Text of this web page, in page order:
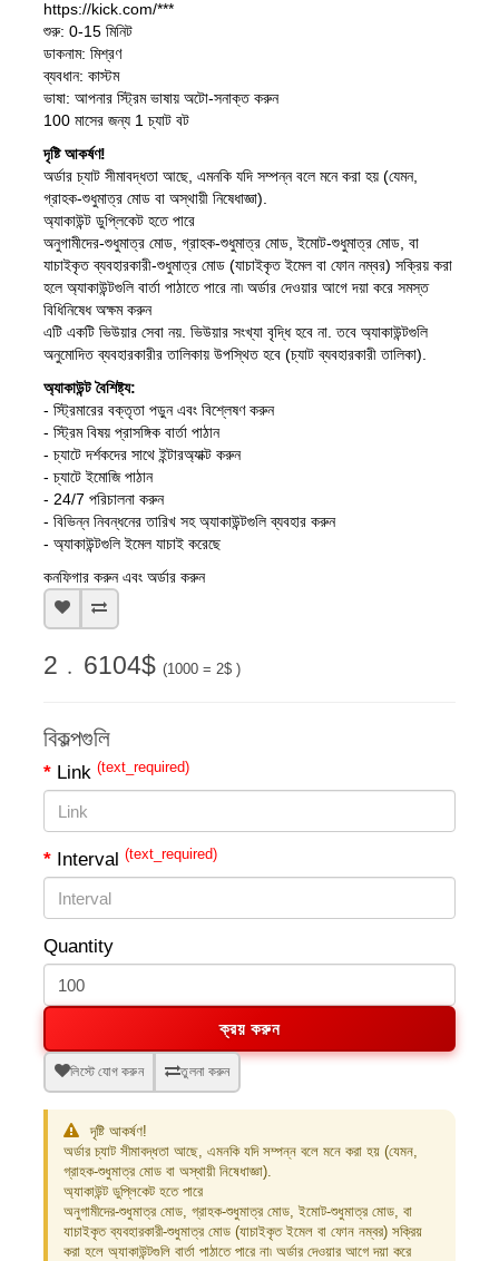
https://kick.com/***
শুরু: 0-15 মিনিট
ডাকনাম: মিশ্রণ
ব্যবধান: কাস্টম
ভাষা: আপনার স্ট্রিম ভাষায় অটো-সনাক্ত করুন
100 মাসের জন্য 1 চ্যাট বট
দৃষ্টি আকর্ষণ!
অর্ডার চ্যাট সীমাবদ্ধতা আছে, এমনকি যদি সম্পন্ন বলে মনে করা হয় (যেমন,
গ্রাহক-শুধুমাত্র মোড বা অস্থায়ী নিষেধাজ্ঞা).
অ্যাকাউন্ট ডুপ্লিকেট হতে পারে
অনুগামীদের-শুধুমাত্র মোড, গ্রাহক-শুধুমাত্র মোড, ইমোট-শুধুমাত্র মোড, বা
যাচাইকৃত ব্যবহারকারী-শুধুমাত্র মোড (যাচাইকৃত ইমেল বা ফোন নম্বর) সক্রিয় করা
হলে অ্যাকাউন্টগুলি বার্তা পাঠাতে পারে না৷ অর্ডার দেওয়ার আগে দয়া করে সমস্ত
বিধিনিষেধ অক্ষম করুন
এটি একটি ভিউয়ার সেবা নয়. ভিউয়ার সংখ্যা বৃদ্ধি হবে না. তবে অ্যাকাউন্টগুলি
অনুমোদিত ব্যবহারকারীর তালিকায় উপস্থিত হবে (চ্যাট ব্যবহারকারী তালিকা).
অ্যাকাউন্ট বৈশিষ্ট্য:
- স্ট্রিমারের বক্তৃতা পড়ুন এবং বিশ্লেষণ করুন
- স্ট্রিম বিষয় প্রাসঙ্গিক বার্তা পাঠান
- চ্যাটে দর্শকদের সাথে ইন্টারঅ্যাক্ট করুন
- চ্যাটে ইমোজি পাঠান
- 24/7 পরিচালনা করুন
- বিভিন্ন নিবন্ধনের তারিখ সহ অ্যাকাউন্টগুলি ব্যবহার করুন
- অ্যাকাউন্টগুলি ইমেল যাচাই করেছে
কনফিগার করুন এবং অর্ডার করুন
2﹒6104$ (1000 = 2$ )
বিকল্পগুলি
Link (text_required)
Interval (text_required)
Quantity
ক্রয় করুন
লিস্টে যোগ করুন তুলনা করুন
দৃষ্টি আকর্ষণ!
অর্ডার চ্যাট সীমাবদ্ধতা আছে, এমনকি যদি সম্পন্ন বলে মনে করা হয় (যেমন,
গ্রাহক-শুধুমাত্র মোড বা অস্থায়ী নিষেধাজ্ঞা).
অ্যাকাউন্ট ডুপ্লিকেট হতে পারে
অনুগামীদের-শুধুমাত্র মোড, গ্রাহক-শুধুমাত্র মোড, ইমোট-শুধুমাত্র মোড, বা
যাচাইকৃত ব্যবহারকারী-শুধুমাত্র মোড (যাচাইকৃত ইমেল বা ফোন নম্বর) সক্রিয়
করা হলে অ্যাকাউন্টগুলি বার্তা পাঠাতে পারে না৷ অর্ডার দেওয়ার আগে দয়া করে